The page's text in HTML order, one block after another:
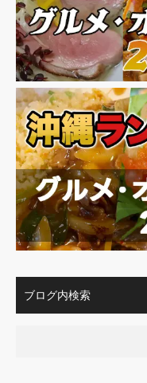
ブログ内検索